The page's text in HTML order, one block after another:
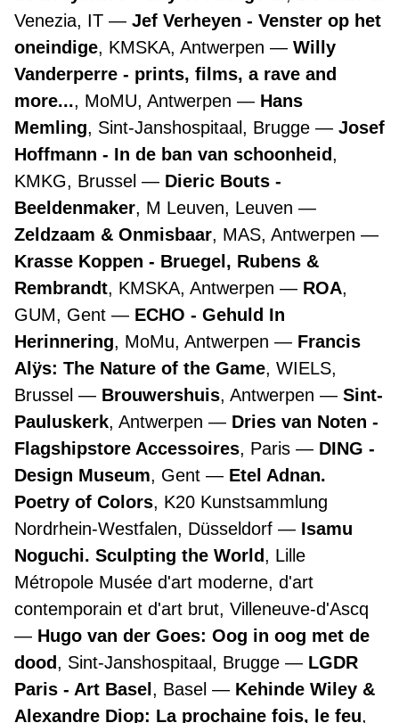
Venezia, IT
Jef Verheyen - Venster op het
oneindige, KMSKA, Antwerpen
Willy
Vanderperre - prints, films, a rave and
more..., MoMU, Antwerpen
Hans
Memling, Sint-Janshospitaal, Brugge
Josef
Hoffmann - In de ban van schoonheid,
KMKG, Brussel
Dieric Bouts -
Beeldenmaker, M Leuven, Leuven
Zeldzaam & Onmisbaar, MAS, Antwerpen
Krasse Koppen - Bruegel, Rubens &
Rembrandt, KMSKA, Antwerpen ROA,
GUM, Gent
ECHO - Gehuld In
Herinnering, MoMu, Antwerpen
Francis
Alÿs: The Nature of the Game, WIELS,
Brussel
Brouwershuis, Antwerpen
Sint-
Pauluskerk, Antwerpen
Dries van Noten -
Flagshipstore Accessoires, Paris
DING -
Design Museum, Gent
Etel Adnan.
Poetry of Colors, K20 Kunstsammlung
Nordrhein-Westfalen, Düsseldorf
Isamu
Noguchi. Sculpting the World, Lille
Métropole Musée d'art moderne, d'art
contemporain et d'art brut, Villeneuve-d'Ascq
Hugo van der Goes: Oog in oog met de
dood, Sint-Janshospitaal, Brugge
LGDR
Paris - Art Basel , Basel
Kehinde Wiley &
Alexandre Diop: La prochaine fois, le feu,